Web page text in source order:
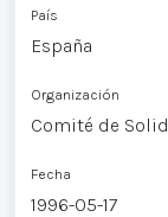
País
España
Organización
Comité de
Fecha
1996-05-17